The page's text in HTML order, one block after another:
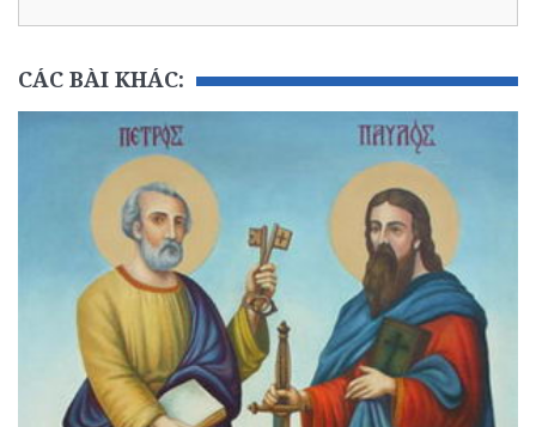
CÁC BÀI KHÁC: